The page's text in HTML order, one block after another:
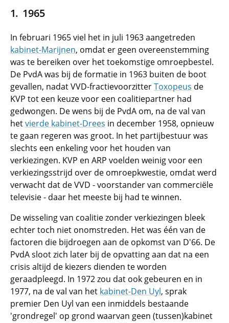
1965
In februari 1965 viel het in juli 1963 aangetreden
kabinet-Marijnen, omdat er geen overeenstemming
was te bereiken over het toekomstige omroepbestel.
De PvdA was bij de formatie in 1963 buiten de boot
gevallen, nadat VVD-fractievoorzitterToxopeus de
KVP tot een keuze voor een coalitiepartner had
gedwongen. De wens bij de PvdA om, na de val van
hetvierde kabinet-Drees in december 1958, opnieuw
te gaan regeren was groot. In het partijbestuur was
slechts een enkeling voor het houden van
verkiezingen. KVP en ARP voelden weinig voor een
verkiezingsstrijd over de omroepkwestie, omdat werd
verwacht dat de VVD - voorstander van commerciële
televisie - daar het meeste bij had te winnen.
De wisseling van coalitie zonder verkiezingen bleek
echter toch niet onomstreden. Het was één van de
factoren die bijdroegen aan de opkomst van D'66. De
PvdA sloot zich later bij de opvatting aan dat na een
crisis altijd de kiezers dienden te worden
geraadpleegd. In 1972 zou dat ook gebeuren en in
1977, na de val van het kabinet-Den Uyl, sprak
premier Den Uyl van een inmiddels bestaande
'grondregel' op grond waarvan geen (tussen)kabinet